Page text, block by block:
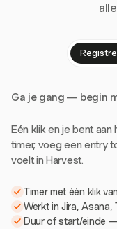
Ga je gang — begin
Eén klik en je bent
timer, voeg een entry
voelt in Harvest.
Timer met één klik
Werkt in Jira,
Duur of start/einde